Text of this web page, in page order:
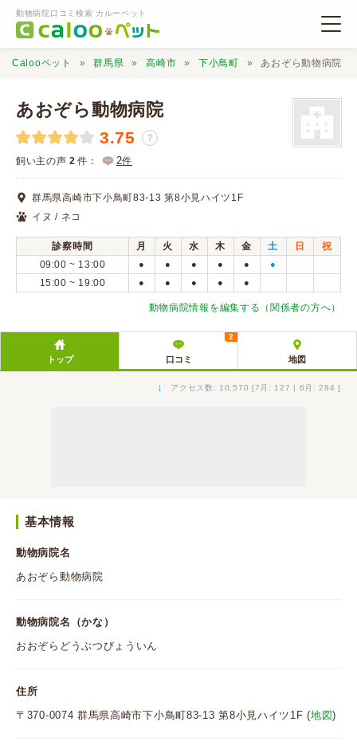
動物病院口コミ検索 カルーペット
動物病院検索
口コミ検索
Calooペットとは？
Calooペット 群馬県 高崎市 下小鳥町 あおぞら動物病院
あおぞら動物病院
3.75 ？
飼い主の声 2 件： 2件
群馬県高崎市下小鳥町83-13 第8小見ハイツ1F
イヌ / ネコ
診察時間 月 火 水 木 金 土 日
祝
09:00 ~ 13:00
● ● ● ● ● ●
15:00 ~ 19:00 ● ● ● ● ●
動物病院情報を編集する（関係者の方へ）
トップ 口コミ
2
地図
↓ アクセス数: 10,570 [7月: 127 | 6月: 284 ]
基本情報
動物病院名
あおぞら動物病院
動物病院名（かな）
おおぞらどうぶつびょういん
住所
〒370-0074 群馬県高崎市下小鳥町83-13 第8小見ハイツ1F (地図)